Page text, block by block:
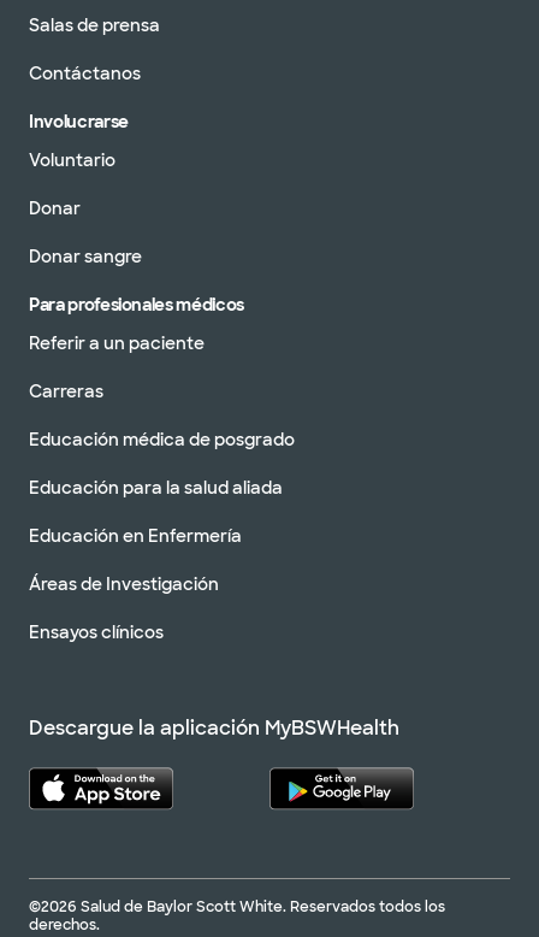
Salas de prensa
Contáctanos
Involucrarse
Voluntario
Donar
Donar sangre
Para profesionales médicos
Referir a un paciente
Carreras
Educación médica de posgrado
Educación para la salud aliada
Educación en Enfermería
Áreas de Investigación
Ensayos clínicos
Descargue la aplicación MyBSWHealth
©2026 Salud de Baylor Scott White. Reservados todos los
derechos.